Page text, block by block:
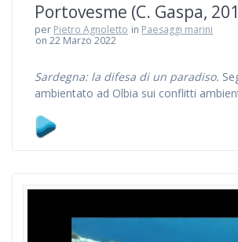
Portovesme (C. Gaspa,
per Pietro Agnoletto in Paesaggi marini
on 22 Marzo 2022
Sardegna: la difesa di un paradiso.
ambientato ad Olbia sui conflitti